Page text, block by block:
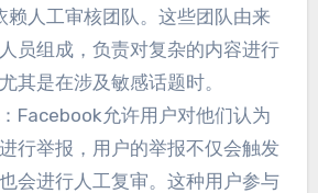
赖人工审核团队 。 这些团队由来
员组成， 负责对复杂的内容进行
尤其是在涉及敏感话题时。
Facebook允许用户对他们认为
行举报 ， 用户的举报不仅会触发
也会进行人工复审。 这种用户参与